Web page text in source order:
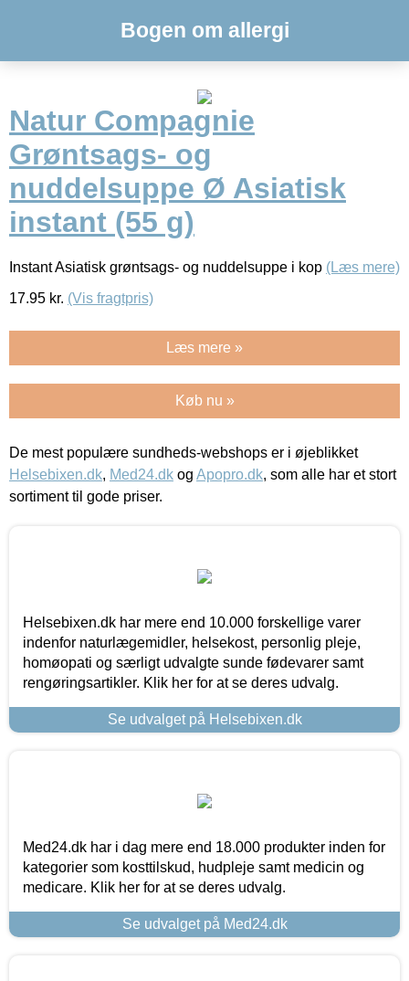
Bogen om allergi
Natur Compagnie
Grøntsags- og
nuddelsuppe Ø Asiatisk
instant (55 g)
Instant Asiatisk grøntsags- og nuddelsuppe i kop (Læs mere)
17.95 kr. (Vis fragtpris)
Læs mere »
Køb nu »
De mest populære sundheds-webshops er i øjeblikket
Helsebixen.dk, Med24.dk og Apopro.dk, som alle har et stort
sortiment til gode priser.
Helsebixen.dk har mere end 10.000 forskellige varer
indenfor naturlægemidler, helsekost, personlig pleje,
homøopati og særligt udvalgte sunde fødevarer samt
rengøringsartikler. Klik her for at se deres udvalg.
Se udvalget på Helsebixen.dk
Med24.dk har i dag mere end 18.000 produkter inden for
kategorier som kosttilskud, hudpleje samt medicin og
medicare. Klik her for at se deres udvalg.
Se udvalget på Med24.dk